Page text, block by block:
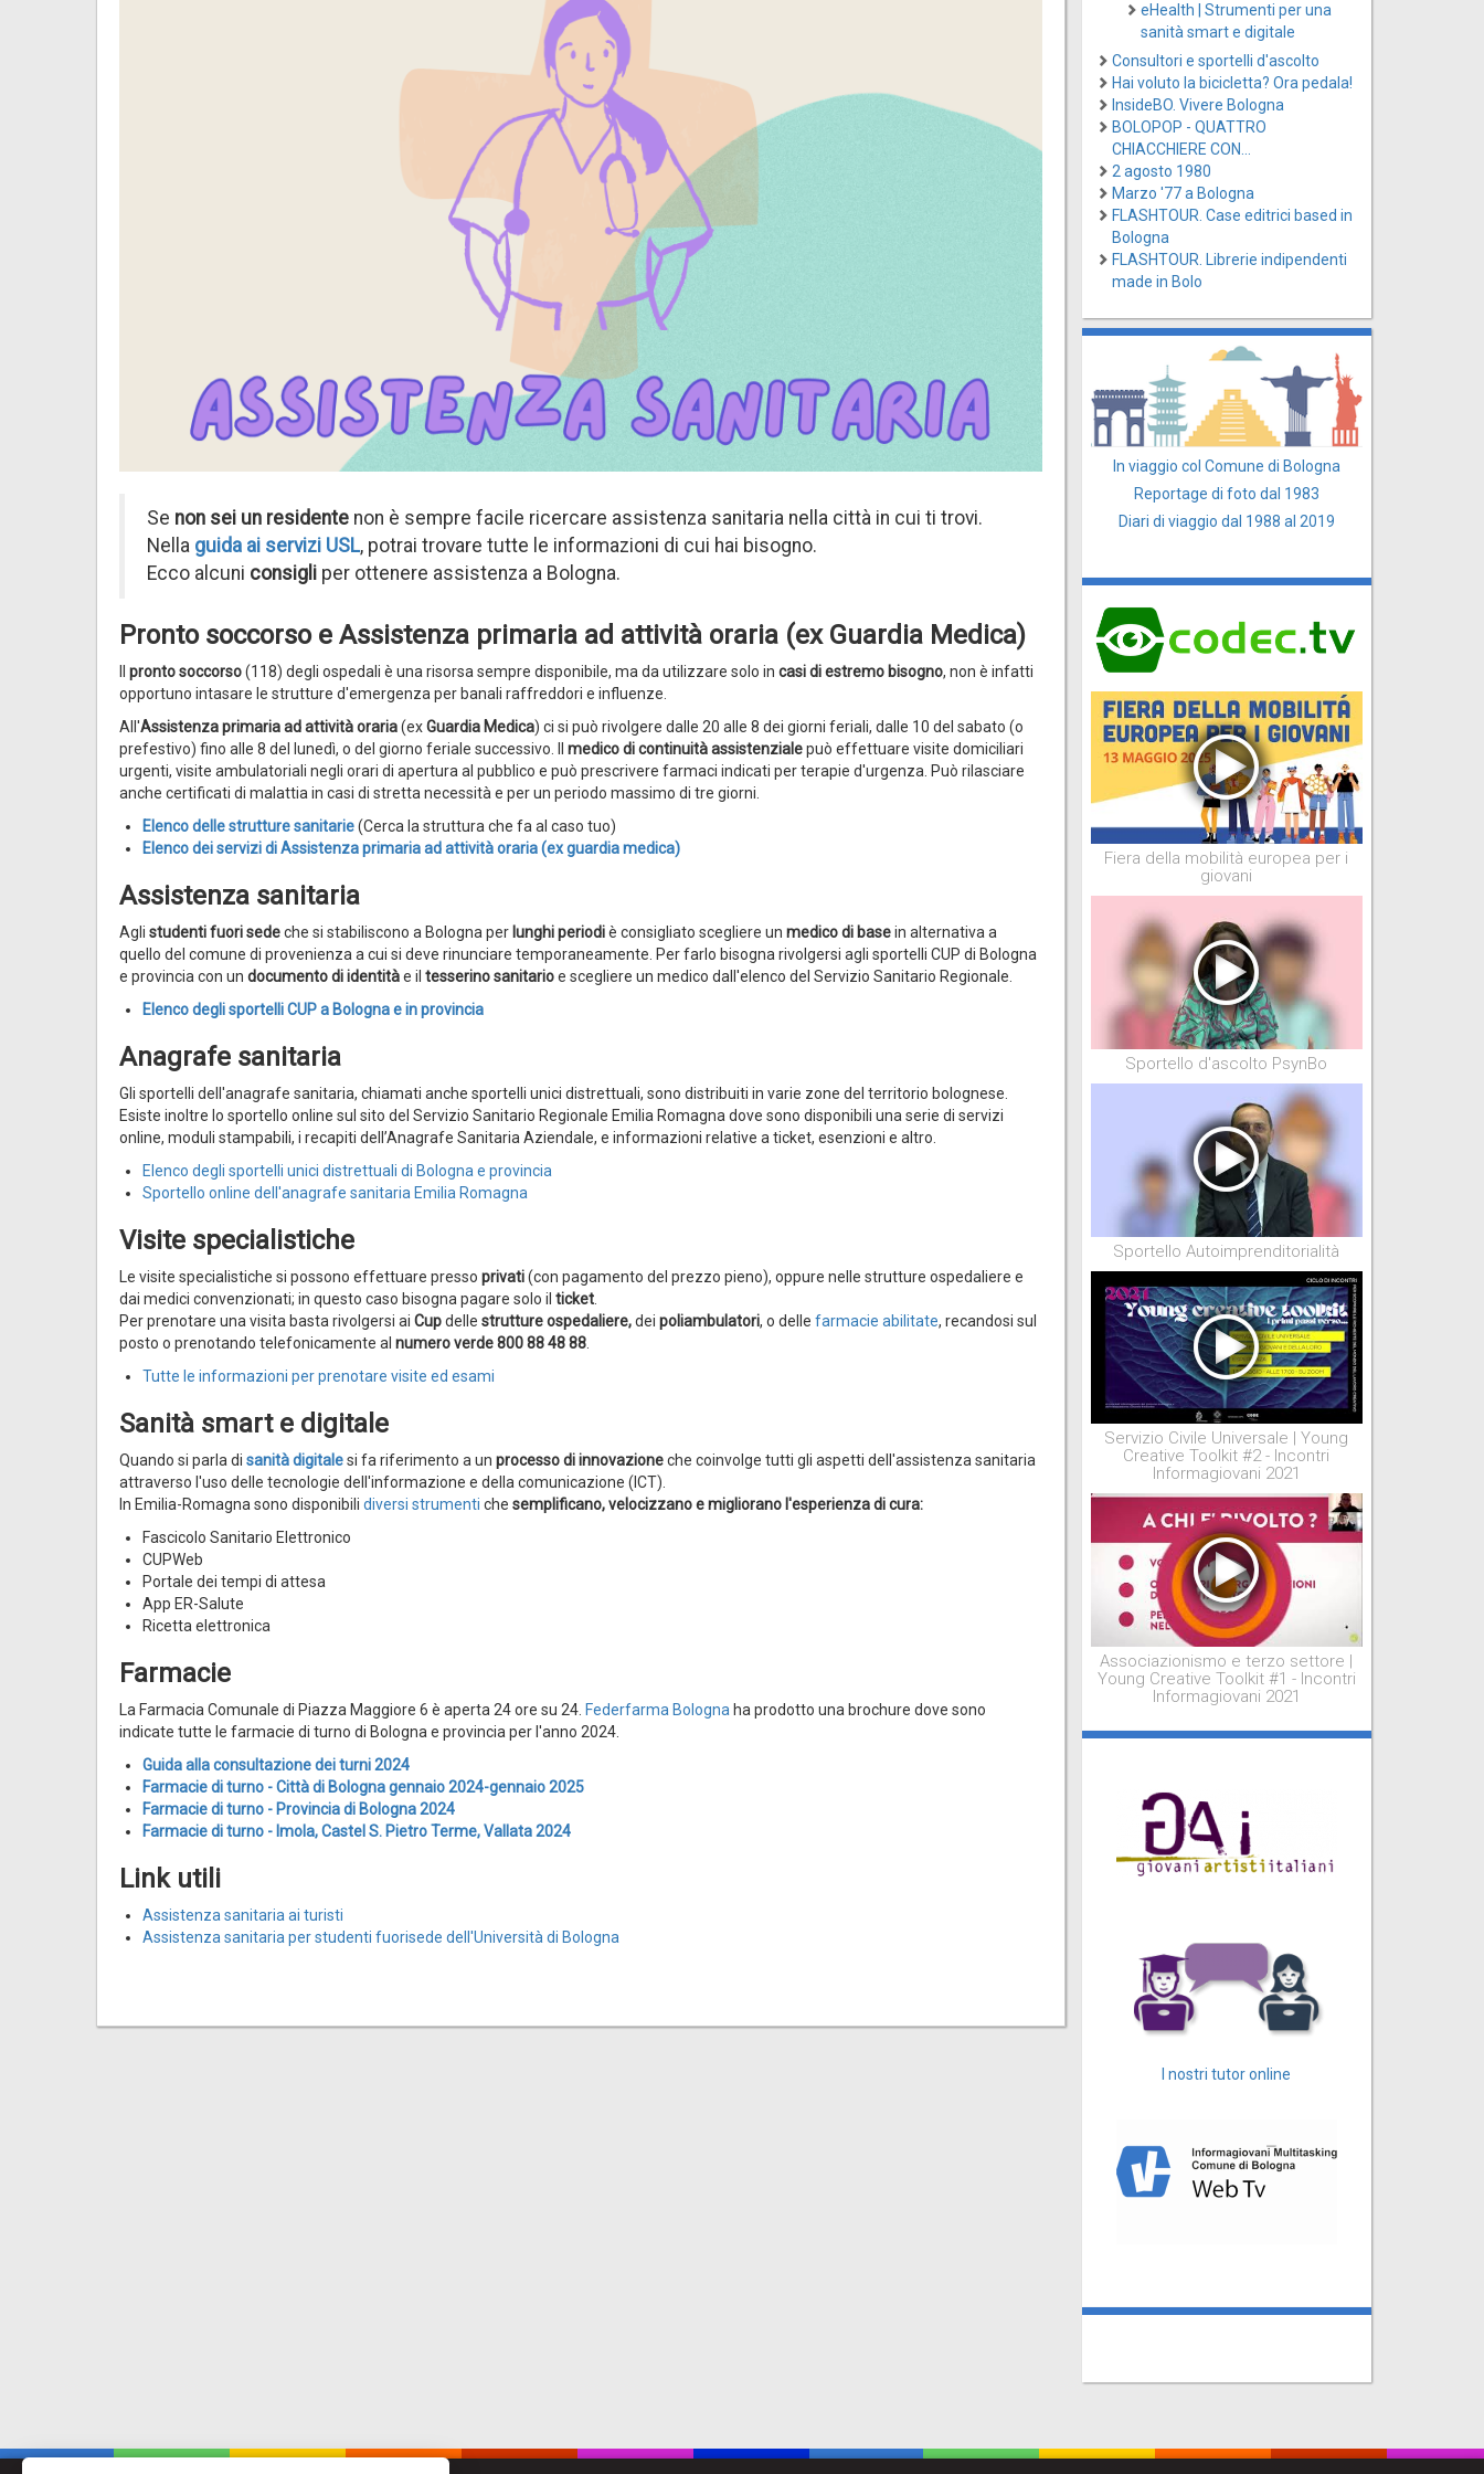
Se non sei un residente non è sempre facile ricercare assistenza sanitaria nella città in cui ti trovi.
Nella guida ai servizi USL, potrai trovare tutte le informazioni di cui hai bisogno.
Ecco alcuni consigli per ottenere assistenza a Bologna.
Pronto soccorso e Assistenza primaria ad attività oraria (ex Guardia Medica)
Il pronto soccorso(118) degli ospedali è una risorsa sempre disponibile, ma da utilizzare solo in casi di estremo bisogno, non è infatti
opportuno intasare le strutture d'emergenza per banali raffreddori e influenze.
All'Assistenza primaria ad attività oraria(exGuardia Medica) ci si può rivolgere dalle 20 alle 8 dei giorni feriali, dalle 10 del sabato (o
prefestivo) fino alle 8 del lunedì, o del giorno feriale successivo. Il medico di continuità assistenzialepuò effettuare visite domiciliari
urgenti, visite ambulatoriali negli orari di apertura al pubblico e può prescrivere farmaci indicati per terapie d'urgenza. Può rilasciare
anche certificati di malattia in casi di stretta necessità e per un periodo massimo di tre giorni.
Elenco delle strutture sanitarie​​(Cerca la struttura che fa al caso tuo)
Elenco dei servizi di Assistenza primaria ad attività oraria (ex guardia medica)
Assistenza sanitaria
Agli studenti fuori sedeche si stabiliscono a Bologna per lunghi periodiè consigliato scegliere un medico di basein alternativa a
quello del comune di provenienza a cui si deve rinunciare temporaneamente. Per farlo bisogna rivolgersi agli sportelli CUP di Bologna
e provincia con un documento di identitàe il tesserino sanitarioe scegliere un medico dall'elenco del Servizio Sanitario Regionale.
Elenco degli sportelli CUP a Bologna e in provincia
Anagrafe sanitaria
Gli sportelli dell'anagrafe sanitaria, chiamati anche sportelli unici distrettuali, sono distribuiti in varie zone del territorio bolognese.
Esiste inoltre lo sportello online sul sito del Servizio Sanitario Regionale Emilia Romagna dove sono disponibili una serie di servizi
online, moduli stampabili, i recapiti dell’Anagrafe Sanitaria Aziendale, e informazioni relative a ticket, esenzioni e altro.
Elenco degli sportelli unici distrettuali di Bologna e provincia
Sportello online dell'anagrafe sanitaria Emilia Romagna
Visite specialistiche
Le visite specialistiche si possono effettuare presso privati(con pagamento del prezzo pieno), oppure nelle strutture ospedaliere e
dai medici convenzionati; in questo caso bisogna pagare solo il ticket
Per prenotare una visita basta rivolgersi ai Cupdelle strutture ospedaliere,dei poliambulatori, o delle farmacie abilitate, recandosi sul
posto o prenotando telefonicamente al numero verde 800 88 48 88
Tutte le informazioni per prenotare visite ed esami
Sanità smart e digitale
Quando si parla di sanità digitalesi fa riferimento a un processo di innovazioneche coinvolge tutti gli aspetti dell'assistenza sanitaria
attraverso l'uso delle tecnologie dell'informazione e della comunicazione (ICT).
In Emilia-Romagna sono disponibili diversi strumenti che semplificano, velocizzano e migliorano l'esperienza di cura:
Fascicolo Sanitario Elettronico
CUPWeb
Portale dei tempi di attesa
App ER-Salute
Ricetta elettronica
Farmacie
La Farmacia Comunale di Piazza Maggiore 6 è aperta 24 ore su 24. Federfarma Bologna ha prodotto una brochure dove sono
indicate tutte le farmacie di turno di Bologna e provincia per l'anno 2024.
Guida alla consultazione dei turni 2024
Farmacie di turno - Città di Bologna gennaio 2024-gennaio 2025
Farmacie di turno - Provincia di Bologna 2024
Farmacie di turno - Imola, Castel S. Pietro Terme, Vallata 2024
Link utili
Assistenza sanitaria ai turisti
Assistenza sanitaria per studenti fuorisede dell'Università di Bologna
eHealth | Strumenti per una
sanità smart e digitale
Consultori e sportelli d'ascolto
Hai voluto la bicicletta? Ora pedala!
InsideBO. Vivere Bologna
BOLOPOP - QUATTRO
CHIACCHIERE CON...
2 agosto 1980
Marzo '77 a Bologna
FLASHTOUR. Case editrici based in
Bologna
FLASHTOUR. Librerie indipendenti
made in Bolo
In viaggio col Comune di Bologna
Reportage di foto dal 1983
Diari di viaggio dal 1988 al 2019
Fiera della mobilità europea per i
giovani
Sportello d'ascolto PsynBo
Sportello Autoimprenditorialità
Servizio Civile Universale | Young
Creative Toolkit #2 - Incontri
Informagiovani 2021
Associazionismo e terzo settore |
Young Creative Toolkit #1 - Incontri
Informagiovani 2021
I nostri tutor online